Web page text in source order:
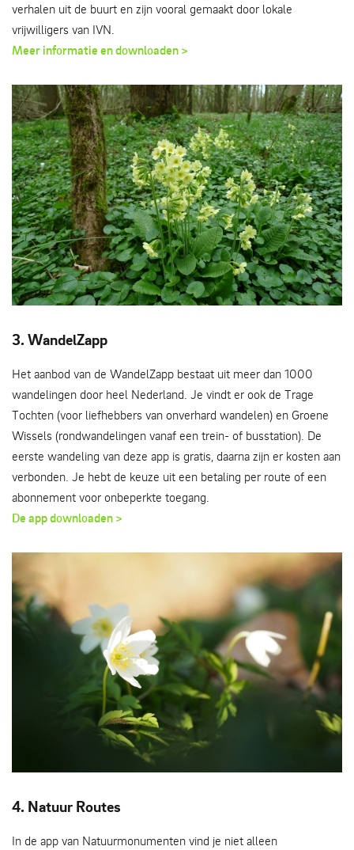
verhalen uit de buurt en zijn vooral gemaakt door lokale
vrijwilligers van IVN.
Meer informatie en downloaden >
3. WandelZapp
Het aanbod van de WandelZapp bestaat uit meer dan 1000
wandelingen door heel Nederland. Je vindt er ook de Trage
Tochten (voor liefhebbers van onverhard wandelen) en Groene
Wissels (rondwandelingen vanaf een trein- of busstation). De
eerste wandeling van deze app is gratis, daarna zijn er kosten aan
verbonden. Je hebt de keuze uit een betaling per route of een
abonnement voor onbeperkte toegang.
De app downloaden >
4. Natuur Routes
In de app van Natuurmonumenten vind je niet alleen